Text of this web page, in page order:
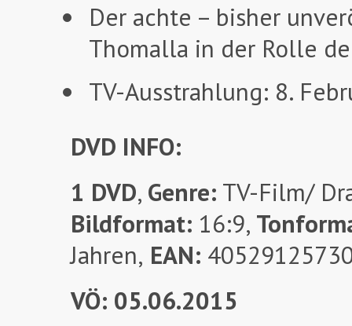
Der achte – bisher
Thomalla in der Rolle
TV-Ausstrahlung: 8.
DVD INFO:
1 DVD, Genre: TV-Film/
Bildformat: 16:9,
Jahren, EAN:
VÖ: 05.06.2015